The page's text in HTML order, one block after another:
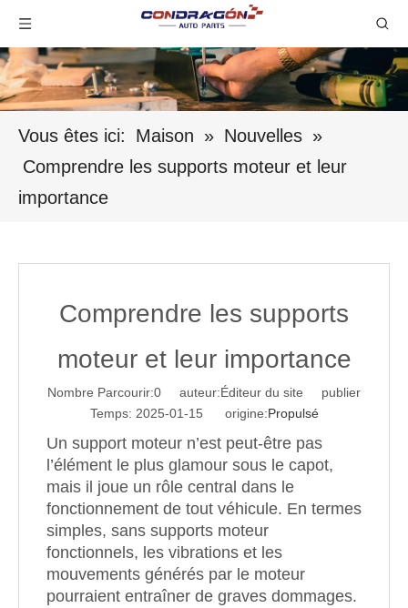
Vous êtes ici: Maison » Nouvelles »
Comprendre les supports moteur et leur
importance
Comprendre les supports
moteur et leur importance
Nombre Parcourir:0 auteur:Éditeur du site publier
Temps: 2025-01-15 origine:Propulsé
Un support moteur n’est peut-être pas
l’élément le plus glamour sous le capot,
mais il joue un rôle central dans le
fonctionnement de tout véhicule. En termes
simples, sans supports moteur
fonctionnels, les vibrations et les
mouvements générés par le moteur
pourraient entraîner de graves dommages.